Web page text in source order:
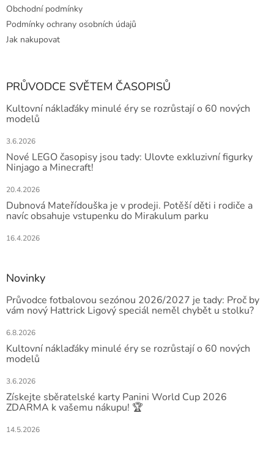
Obchodní podmínky
Podmínky ochrany osobních údajů
Jak nakupovat
PRŮVODCE SVĚTEM ČASOPISŮ
Kultovní náklaďáky minulé éry se rozrůstají o 60 nových
modelů
3.6.2026
Nové LEGO časopisy jsou tady: Ulovte exkluzivní figurky
Ninjago a Minecraft!
20.4.2026
Dubnová Mateřídouška je v prodeji. Potěší děti i rodiče a
navíc obsahuje vstupenku do Mirakulum parku
16.4.2026
Novinky
Průvodce fotbalovou sezónou 2026/2027 je tady: Proč by
vám nový Hattrick Ligový speciál neměl chybět u stolku?
6.8.2026
Kultovní náklaďáky minulé éry se rozrůstají o 60 nových
modelů
3.6.2026
Získejte sběratelské karty Panini World Cup 2026
ZDARMA k vašemu nákupu! 🏆
14.5.2026